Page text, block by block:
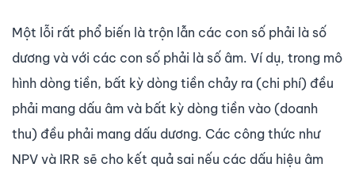
Một lỗi rất phổ biến là trộn lẫn các con số phải là số
dương và với các con số phải là số âm. Ví dụ, trong mô
hình dòng tiền, bất kỳ dòng tiền chảy ra (chi phí) đều
phải mang dấu âm và bất kỳ dòng tiền vào (doanh
thu) đều phải mang dấu dương. Các công thức như
NPV và IRR sẽ cho kết quả sai nếu các dấu hiệu âm